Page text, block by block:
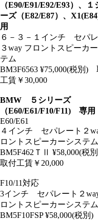
（E90/E91/E92/E93）、１
ーズ（E82/E87）、
用
６－３－１インチ セパレ
３way フロントスピーカ
テム
BM3F6563 ¥75,000(税別)
工賃￥30,000
BMW ５シリーズ
（E60/E61/F10/F11) 専用
E60/E61
４インチ セパレート２
ロントスピーカーシステム
BM5F462ＴⅡ ¥58,000(税
取付工賃￥20,000
F10/11対応
3インチ セパレート２
ロントスピーカーシステム
BM5F10FSP ¥58,000(税別